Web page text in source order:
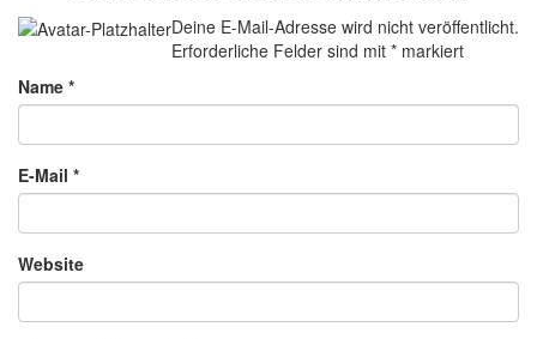
Deine E-Mail-Adresse wird nicht veröffentlicht.
Erforderliche Felder sind mit * markiert
Name *
E-Mail *
Website